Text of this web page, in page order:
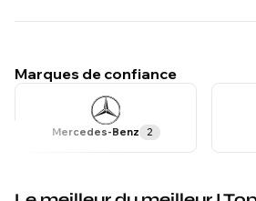
Marques de confiance
Mercedes-Benz 2